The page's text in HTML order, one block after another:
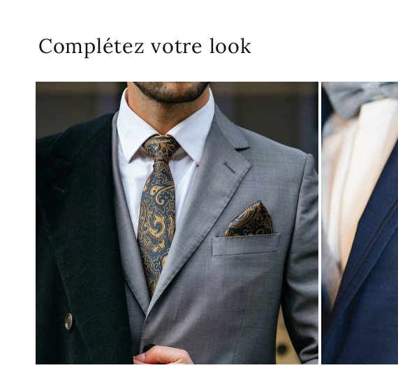
Complétez votre look